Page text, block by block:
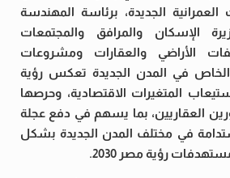
العمرانية الجديدة، برئاسة المهندسة
الإسكان والمرافق والمجتمعات
الأراضي والعقارات ومشروعات
في المدن الجديدة تعكس رؤية
المتغيرات الاقتصادية، وحرصها
العقاريين، بما يسهم في دفع عجلة
في مختلف المدن الجديدة بشكل
رؤية مصر 2030.